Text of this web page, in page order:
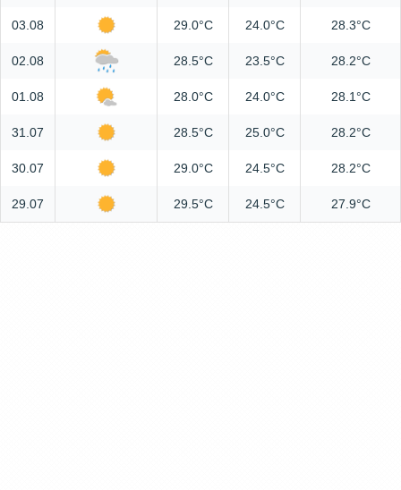
03.08 29.0°C 24.0°C 28.3°C
02.08 28.5°C 23.5°C 28.2°C
01.08 28.0°C 24.0°C 28.1°C
31.07 28.5°C 25.0°C 28.2°C
30.07 29.0°C 24.5°C 28.2°C
29.07 29.5°C 24.5°C 27.9°C